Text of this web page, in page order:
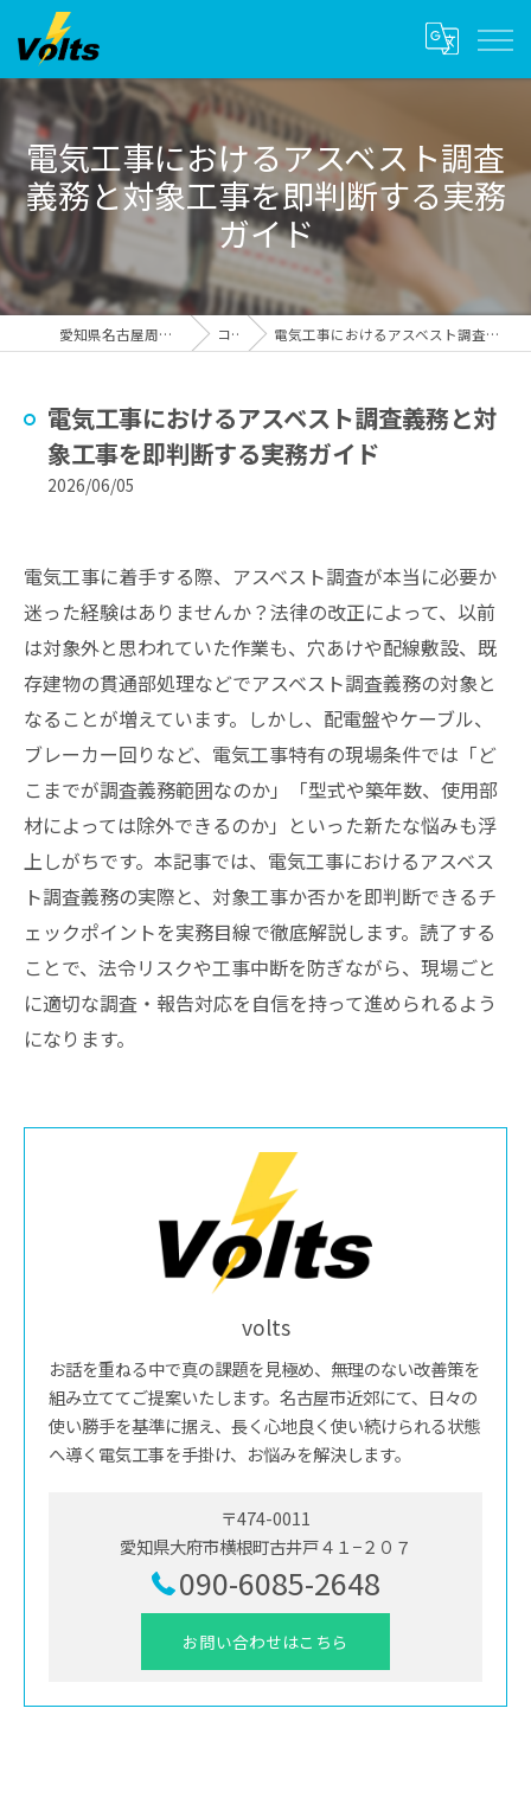
電気工事におけるアスベスト調査
義務と対象工事を即判断する実務
ガイド
愛知県名古屋周辺の電気工事ならvolts コラム 電気工事におけるアスベスト調査義務と対象工事を即判断する実務ガイド
電気工事におけるアスベスト調査義務と対
象工事を即判断する実務ガイド
2026/06/05
電気工事に着手する際、アスベスト調査が本当に必要か
迷った経験はありませんか？法律の改正によって、以前
は対象外と思われていた作業も、穴あけや配線敷設、既
存建物の貫通部処理などでアスベスト調査義務の対象と
なることが増えています。しかし、配電盤やケーブル、
ブレーカー回りなど、電気工事特有の現場条件では「ど
こまでが調査義務範囲なのか」「型式や築年数、使用部
材によっては除外できるのか」といった新たな悩みも浮
上しがちです。本記事では、電気工事におけるアスベス
ト調査義務の実際と、対象工事か否かを即判断できるチ
ェックポイントを実務目線で徹底解説します。読了する
ことで、法令リスクや工事中断を防ぎながら、現場ごと
に適切な調査・報告対応を自信を持って進められるよう
になります。
volts
お話を重ねる中で真の課題を見極め、無理のない改善策を
組み立ててご提案いたします。名古屋市近郊にて、日々の
使い勝手を基準に据え、長く心地良く使い続けられる状態
へ導く電気工事を手掛け、お悩みを解決します。
〒474-0011
愛知県大府市横根町古井戸４１−２０７
090-6085-2648
お問い合わせはこちら